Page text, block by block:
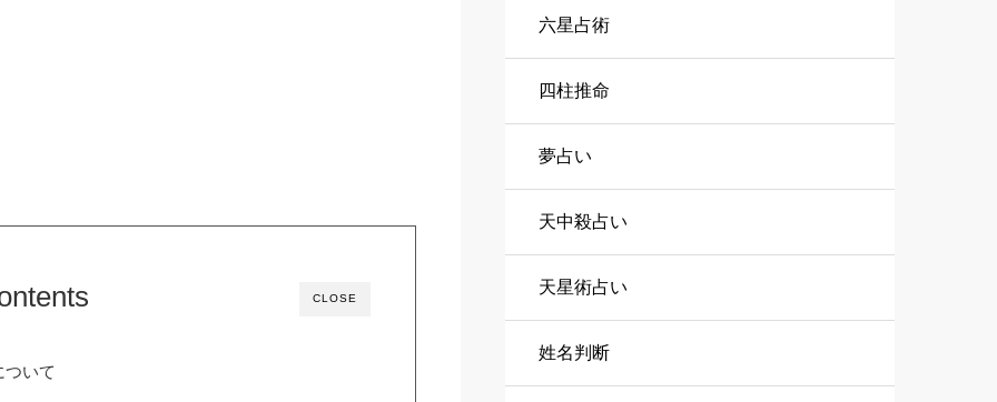
CLOSE
いて
六星占術
四柱推命
夢占い
天中殺占い
天星術占い
姓名判断